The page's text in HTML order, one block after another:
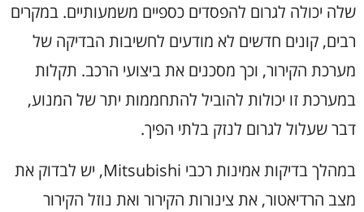
שלה יכולה לגרום להפסדים כספיים משמעותיים. במקרים
רבים, קונים חדשים לא מודעים לחשיבות הבדיקה של
מערכת הקירור, וכך מסכנים את ביצועי הרכב. תקלות
במערכת זו יכולות להוביל להתחממות יתר של המנוע,
דבר שעלול לגרום לנזק בלתי הפיך.
במהלך בדיקות אמינות רכבי Mitsubishi, יש לבדוק את
מצב הרדיאטור, את צינורות הקירור ואת נוזל הקירור